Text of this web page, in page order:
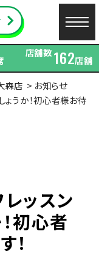
店舗数162店舗
森店
お知らせ
ょうか！初心者様お待
ッスン
初心者
！